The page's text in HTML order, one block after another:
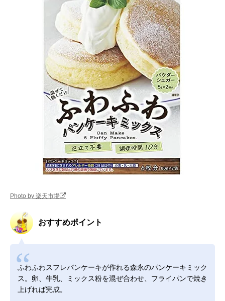
Photo by 楽天市場
おすすめポイント
ふわふわスフレパンケーキが作れる森永のパンケーキミック
ス。卵、牛乳、ミックス粉を混ぜ合わせ、フライパンで焼き
上げれば完成。